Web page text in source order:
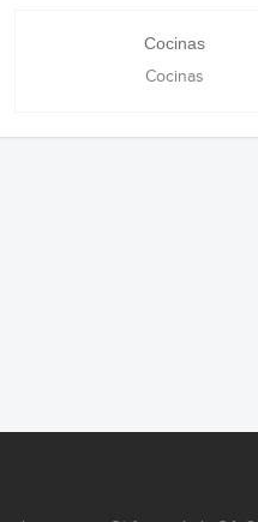
Cocinas
Cocinas